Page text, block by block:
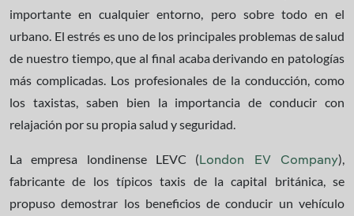
importante en cualquier entorno, pero sobre todo en el
urbano. El estrés es uno de los principales problemas de salud
de nuestro tiempo, que al final acaba derivando en patologías
más complicadas. Los profesionales de la conducción, como
los taxistas, saben bien la importancia de conducir con
relajación por su propia salud y seguridad.
La empresa londinense LEVC (London EV Company),
fabricante de los típicos taxis de la capital británica, se
propuso demostrar los beneficios de conducir un vehículo